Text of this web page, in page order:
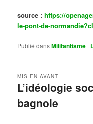
source :https://
le-pont-de-
Publié dansMilitantisme |
L’idéologie
bagnole
MIS EN AVANT